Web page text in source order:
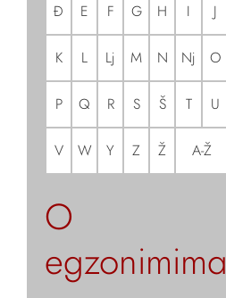
Đ E F G H I J
K L Lj M N Nj O
P Q R S Š T U
V W Y Z Ž A-Ž
O
egzonimima